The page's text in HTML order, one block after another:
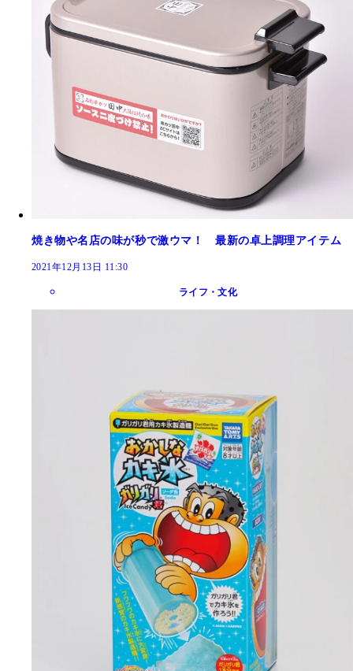
焼き物や名店の味が秒で激ウマ！ 最新の卓上調理アイテム
2021年12月13日 11:30
ライフ・文化